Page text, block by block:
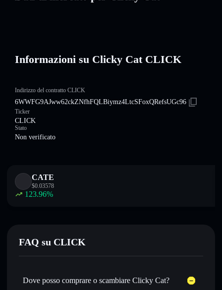
Informazioni su Clicky Cat CLICK
Indirizzo del contratto CLICK
6WWFG9AJww62ckZNfhFQLBiymz4LtcSFoxQRefsUGc96
Ticker
CLICK
Stato
Non verificato
CATE
$0.03578
123.96%
FAQ su CLICK
Dove posso comprare o scambiare Clicky Cat?